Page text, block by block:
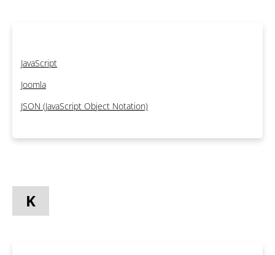
JavaScript
Joomla
JSON (JavaScript Object Notation)
K